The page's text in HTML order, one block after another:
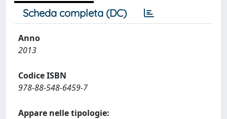
Scheda completa (DC)
Anno
2013
Codice ISBN
978-88-548-6459-7
Appare nelle tipologie: